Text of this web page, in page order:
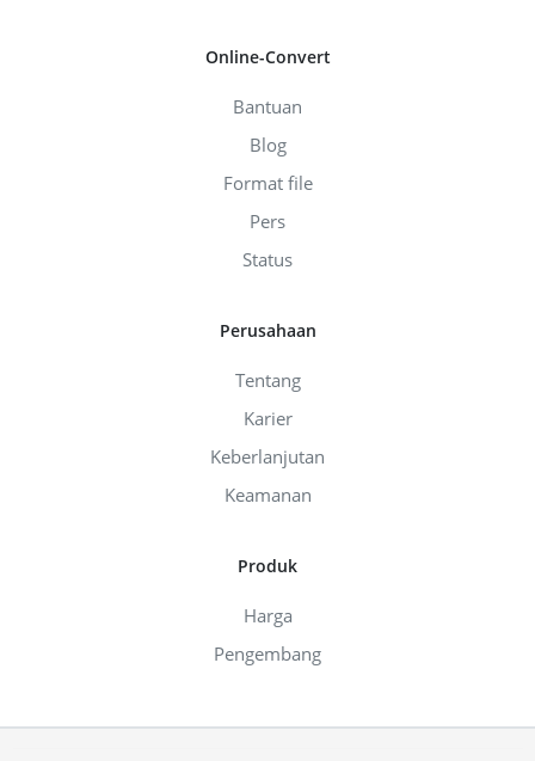
Online-Convert
Bantuan
Blog
Format file
Pers
Status
Perusahaan
Tentang
Karier
Keberlanjutan
Keamanan
Produk
Harga
Pengembang